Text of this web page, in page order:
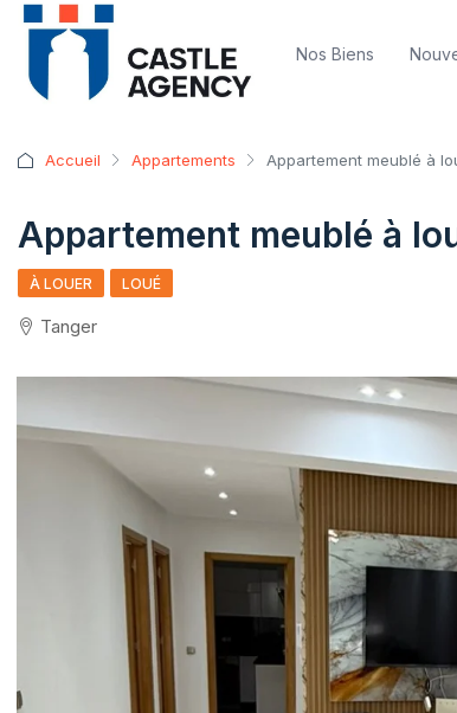
Nos Biens
Accueil Appartements Appartement meublé à
Appartement meublé à
À LOUER LOUÉ
Tanger